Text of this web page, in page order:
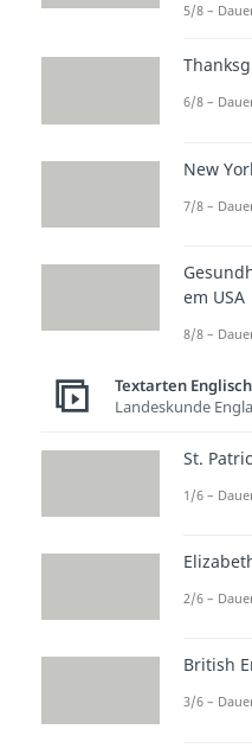
Du
hier
5/8 –
6/8 –
New
7/8 –
em USA
8/8 –
Textarten Englisch
Landeskunde
St.
1/6 –
2/6 –
British
3/6 –